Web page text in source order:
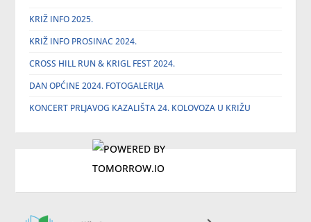
KRIŽ INFO 2025.
KRIŽ INFO PROSINAC 2024.
CROSS HILL RUN & KRIGL FEST 2024.
DAN OPĆINE 2024. FOTOGALERIJA
KONCERT PRLJAVOG KAZALIŠTA 24. KOLOVOZA U KRIŽU